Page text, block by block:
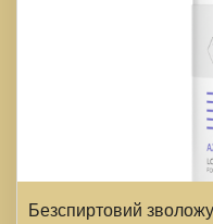
Безспиртовий